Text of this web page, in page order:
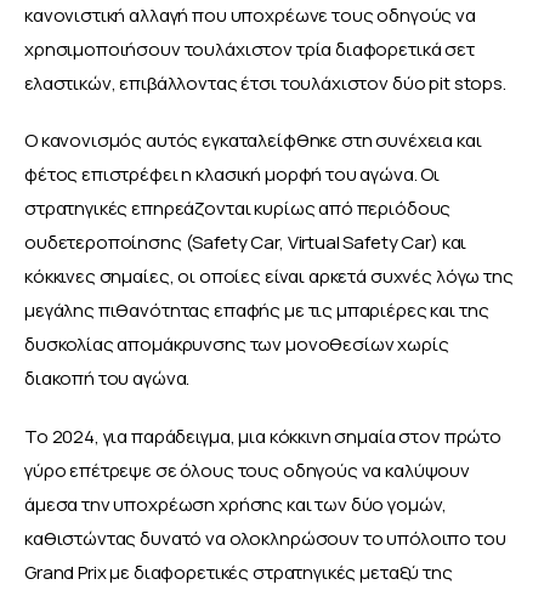
κανονιστική αλλαγή που υποχρέωνε τους οδηγούς να
χρησιμοποιήσουν τουλάχιστον τρία διαφορετικά σετ
ελαστικών, επιβάλλοντας έτσι τουλάχιστον δύο pit stops.
Ο κανονισμός αυτός εγκαταλείφθηκε στη συνέχεια και
φέτος επιστρέφει η κλασική μορφή του αγώνα. Οι
στρατηγικές επηρεάζονται κυρίως από περιόδους
ουδετεροποίησης (Safety Car, Virtual Safety Car) και
κόκκινες σημαίες, οι οποίες είναι αρκετά συχνές λόγω της
μεγάλης πιθανότητας επαφής με τις μπαριέρες και της
δυσκολίας απομάκρυνσης των μονοθεσίων χωρίς
διακοπή του αγώνα.
Το 2024, για παράδειγμα, μια κόκκινη σημαία στον πρώτο
γύρο επέτρεψε σε όλους τους οδηγούς να καλύψουν
άμεσα την υποχρέωση χρήσης και των δύο γομών,
καθιστώντας δυνατό να ολοκληρώσουν το υπόλοιπο του
Grand Prix με διαφορετικές στρατηγικές μεταξύ της